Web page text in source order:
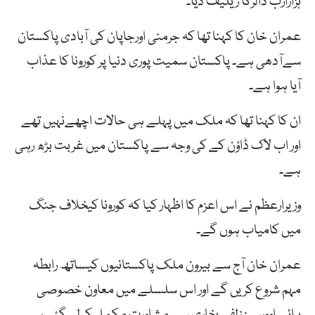
عمران خان کا کہنا تھا کہ جرمنی اورجاپان کی آبادی پاکستان
سےآدھی ہے۔ پاکستان سمیت پوری دنیا پر کورونا کا عذاب
آیا ہوا ہے۔
ان کا کہنا تھا کہ ملک میں پہلے ہی حالات اچھےنہیں تھے
اور اب لاک ڈاؤن کے کی وجہ سے پاکستان میں غربت بڑھ رہی
ہے۔
وزیرارعظم نے اس اعزم کا اظہار کیا کہ کورونا کیخلاف جنگ
میں کامیاب ہوں گے۔
عمران خان آج سے بیرون ملک پاکستانیوں کیساتھ رابطہ
مہم شروع کریں گے اور اس سلسلے میں معاون خصوصی